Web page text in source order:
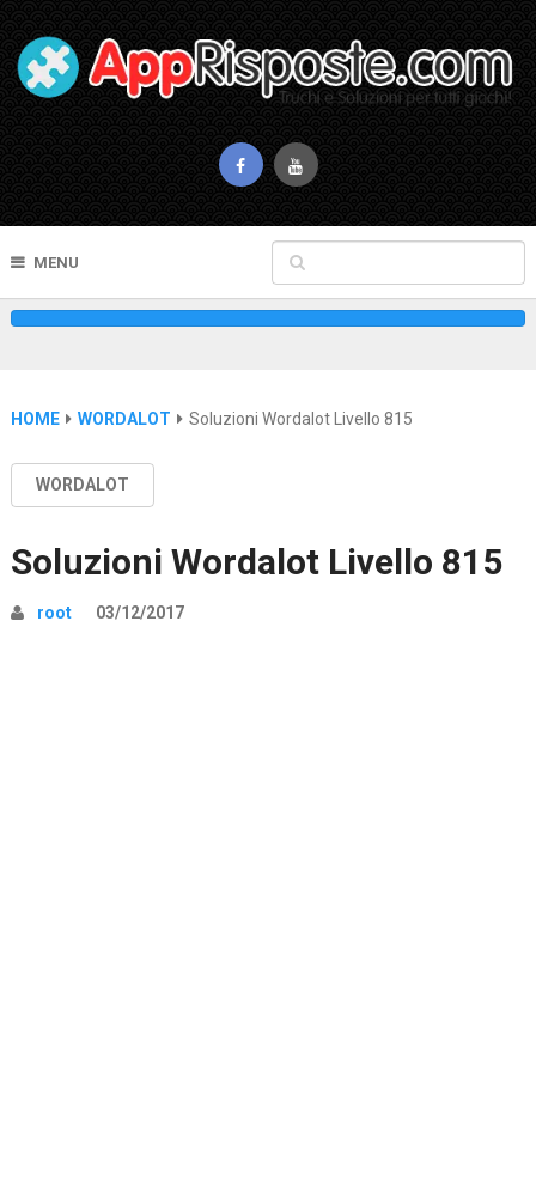
MENU
HOME WORDALOT Soluzioni Wordalot Livello 815
WORDALOT
Soluzioni Wordalot Livello 815
root 03/12/2017